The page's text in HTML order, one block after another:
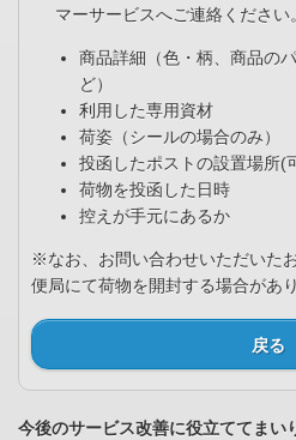
マーサービスへご連絡ください。
商品詳細（色・柄、商品の
ど）
利用した専用資材
荷姿（シールの場合のみ）
投函したポストの設置場所(
荷物を投函した日時
控えが手元にあるか
※なお、お問い合わせいただいた
便局にて荷物を開封する場合があり
戻る
今後のサービス改善に役立ててまい